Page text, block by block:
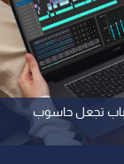
حاسوب محمول جديد؟ فيما يلي 5 أسباب تجعل حاسوب